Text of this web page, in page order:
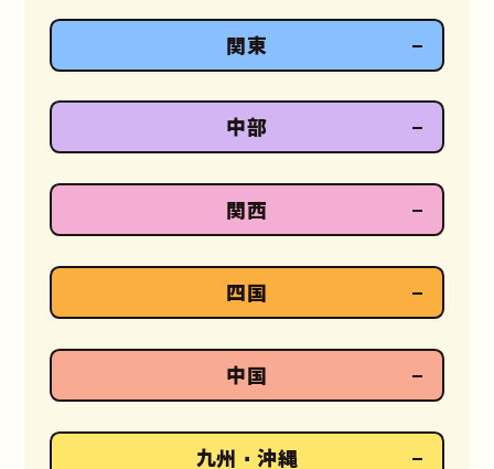
関東
中部
関西
四国
中国
九州・沖縄